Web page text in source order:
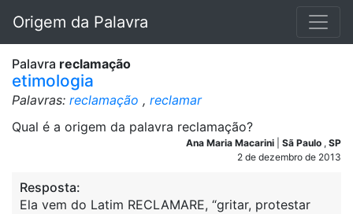
Origem da Palavra
Palavra reclamação
etimologia
Palavras: reclamação , reclamar
Qual é a origem da palavra reclamação?
Ana Maria Macarini Sã Paulo , SP
2 de dezembro de 2013
Resposta:
Ela vem do Latim RECLAMARE, “gritar, protestar